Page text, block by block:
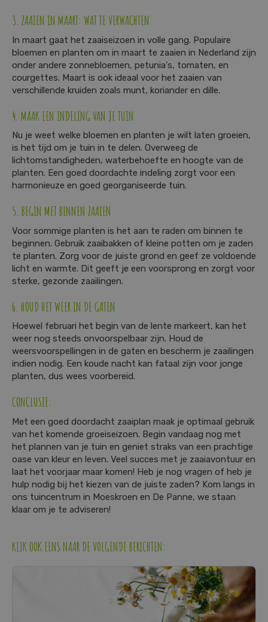
3. ZAAIEN IN MAART: WAT TE VERWACHTEN
In maart gaat het zaaiseizoen in volle gang. Populaire
bloemen en planten om in maart te zaaien in Nederland zijn
onder andere zonnebloemen, petunia's, tomaten, en
courgettes. Maart is ook ideaal voor het zaaien van
verschillende kruiden zoals munt, koriander en dille.
4. MAAK EEN INDELING VAN JE TUIN
Nu je weet welke bloemen en planten je wilt laten groeien,
is het tijd om je tuin in te delen. Overweeg de
lichtomstandigheden, waterbehoefte en hoogte van de
planten. Een goed doordachte indeling zorgt voor een
harmonieuze en goed georganiseerde tuin.
5. BEGIN MET BINNEN ZAAIEN
Voor sommige planten is het aan te raden om binnen te
beginnen. Gebruik zaaibakken of kleine potten om je zaden
te planten. Zorg voor de juiste grond en geef ze voldoende
licht en warmte. Dit geeft je een voorsprong en zorgt voor
sterke, gezonde zaailingen.
6. HOUD HET WEER IN DE GATEN
Hoewel februari het begin van de lente markeert, kan het
weer nog steeds onvoorspelbaar zijn. Houd de
weersvoorspellingen in de gaten en bescherm je zaailingen
indien nodig. Een koude nacht kan fataal zijn voor jonge
planten, dus wees voorbereid.
CONCLUSIE:
Met een goed doordacht zaaiplan maak je optimaal gebruik
van het komende groeiseizoen. Begin vandaag nog met
het plannen van je tuin en geniet straks van een prachtige
oase van kleur en leven. Veel succes met je zaaiavontuur en
laat het voorjaar maar komen! Heb je nog vragen of heb je
hulp nodig bij het kiezen van de juiste zaden? Kom langs in
ons tuincentrum in Moeskroen en De Panne, we staan
klaar om je te adviseren!
KIJK OOK EENS NAAR DE VOLGENDE BERICHTEN: